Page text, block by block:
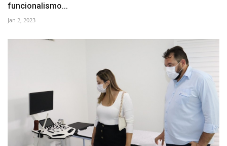
funcionalismo...
Jan 2, 2023